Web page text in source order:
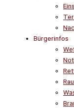
Bürgerinfos